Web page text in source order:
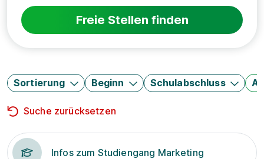
Freie Stellen finden
Sortierung Beginn Schulabschluss
Suche zurücksetzen
Infos zum Studiengang Marketing